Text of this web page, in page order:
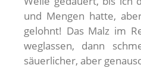
und Mengen hatte,
gelohnt! Das Malz im
weglassen, dann
säuerlicher, aber